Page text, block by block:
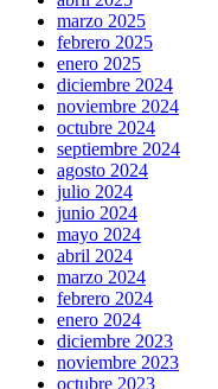
marzo 2025
febrero 2025
enero 2025
diciembre 2024
noviembre 2024
octubre 2024
septiembre 2024
agosto 2024
julio 2024
junio 2024
mayo 2024
abril 2024
marzo 2024
febrero 2024
enero 2024
diciembre 2023
noviembre 2023
octubre 2023